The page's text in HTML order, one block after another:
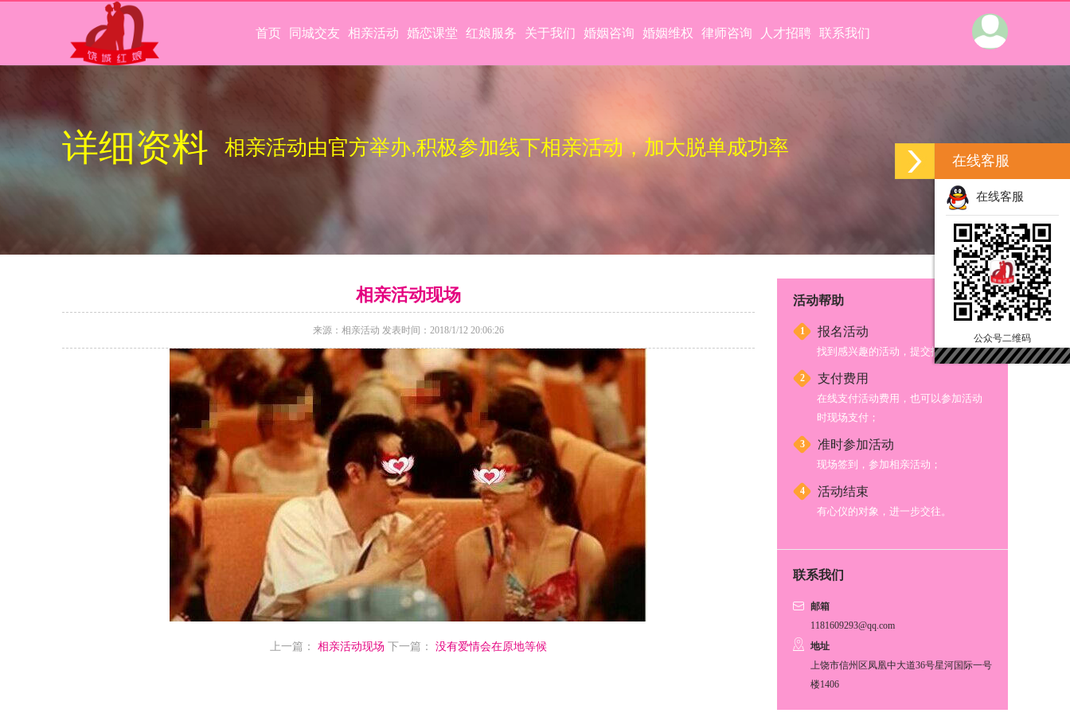
在线客服
在线客服
公众号二维码
首页 同城交友 相亲活动 婚恋课堂 红娘服务 关于我们 婚姻咨询 婚姻维权 律师咨询 人才招聘 联系我们
详细资料 相亲活动由官方举办,积极参加线下相亲活动，加大脱单成功率
相亲活动现场
来源：相亲活动 发表时间：2018/1/12 20:06:26
上一篇： 相亲活动现场 下一篇： 没有爱情会在原地等候
活动帮助
1 报名活动
找到感兴趣的活动，提交报名信息；
2 支付费用
在线支付活动费用，也可以参加活动
时现场支付；
3 准时参加活动
现场签到，参加相亲活动；
4 活动结束
有心仪的对象，进一步交往。
联系我们
邮箱
1181609293@qq.com
地址
上饶市信州区凤凰中大道36号星河国际一号
楼1406